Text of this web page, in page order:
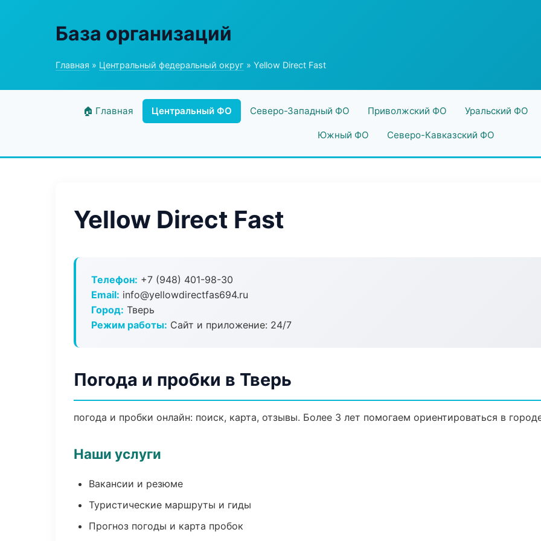
База организаций
Главная » Центральный федеральный округ » Yellow Direct Fast
🏠 Главная Центральный ФО Северо-Западный ФО Приволжский ФО Уральский ФО
Южный ФО Северо-Кавказский ФО
Yellow Direct Fast
Телефон: +7 (948) 401-98-30
Email: info@yellowdirectfas694.ru
Город: Тверь
Режим работы: Сайт и приложение: 24/7
Погода и пробки в Тверь
погода и пробки онлайн: поиск, карта, отзывы. Более 3 лет помогаем ориентироваться в
Наши услуги
Вакансии и резюме
Туристические маршруты и гиды
Прогноз погоды и карта пробок